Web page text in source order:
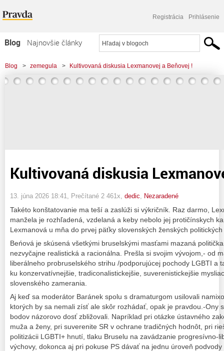
Registrácia Prihlásenie
Blog
Najnovšie články
Najčítanejšie články
Najkomentovanejšie články
Blog > zemegula > Kultivovaná diskusia Lexmanovej a Beňovej !
Kultivovaná diskusia
13. júna 2026 18:41 , Prečítané 2 461x, dedic Nezaradené
Takéto konštatovanie ma teší a zaslúži si výkričník. Raz darmo,
manžela je rozhľadená, vzdelaná a keby nebolo jej protičínskych
Lexmanová u mňa do prvej päťky slovenských ženských
Beńová je skúsená všetkými bruselskými masťami mazaná
nezvyčajne realistická a racionálna. Prešla si svojim vývojom,- od
liberálneho probruselského strihu /podporujúcej pochody LGBTI a
ku konzervatívnejšie, tradiconalistickejšie, suverenistickejšie
slovenského zamerania.
Aj keď sa moderátor Baránek spolu s dramaturgom usilovali
ktorých by sa nemali zísť ale skôr rozhádať, opak je pravdou.-Ony
bodov názorovo dosť zbližovali. Napríklad pri otázke ústavného
muža a ženy, pri suverenite SR v ochrane tradičných hodnôt, pri
politizácii LGBTI+ hnutí, tlaku Bruselu na zavádzanie progresívno-
výchovy, dokonca aj pri pokuse PS dávať na jednu úroveň